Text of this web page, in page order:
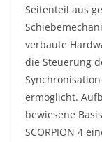
Seitenteil aus
verbaute
die Steuerung
ermöglicht.
bewiesene
SCORPION 4